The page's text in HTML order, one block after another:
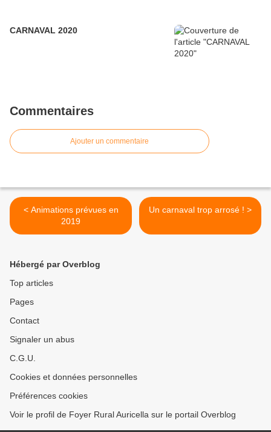
CARNAVAL 2020
Commentaires
Ajouter un commentaire
< Animations prévues en
2019
Un carnaval trop arrosé ! >
Hébergé par Overblog
Top articles
Pages
Contact
Signaler un abus
C.G.U.
Cookies et données personnelles
Préférences cookies
Voir le profil de Foyer Rural Auricella sur le portail Overblog